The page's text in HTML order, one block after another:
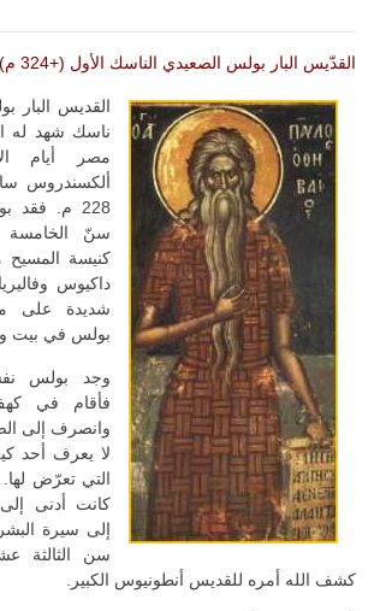
القدّيس البار بولس الصعيدي الناسك الأول (+324 م)
القديس البار
ناسك شهد له
مصر أيام
ألكسندروس
228 م.
سنّ
كنيسة المسيح
داكيوس
شديدة على
بولس في بيت
وجد بولس
فأقام في
وانصرف إلى
لا يعرف أحد
التي تعرّض
كانت أدنى إلى
إلى سيرة
سن الثالثة
كشف الله أمره للقديس أنطونيوس الكبير.